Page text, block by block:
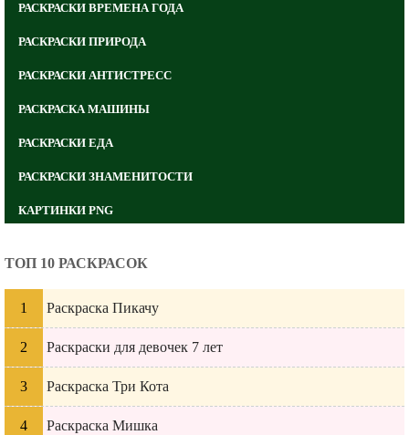
РАСКРАСКИ ВРЕМЕНА ГОДА
РАСКРАСКИ ПРИРОДА
РАСКРАСКИ АНТИСТРЕСС
РАСКРАСКА МАШИНЫ
РАСКРАСКИ ЕДА
РАСКРАСКИ ЗНАМЕНИТОСТИ
КАРТИНКИ PNG
ТОП 10 РАСКРАСОК
Раскраска Пикачу
Раскраски для девочек 7 лет
Раскраска Три Кота
Раскраска Мишка